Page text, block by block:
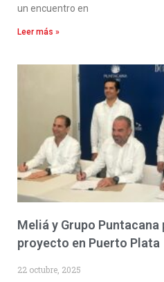
un encuentro en
Leer más »
Meliá y Grupo
proyecto en Puerto Plata
22 octubre, 2025